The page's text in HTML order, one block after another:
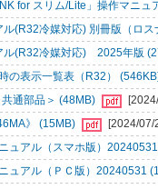
for スリム/Lite」操作マニュ
(R32冷媒対応) 別冊版（ロ
ル(R32冷媒対応) 2025年版
の表示一覧表（R32）
通部品＞ (48MB)
》 (15MB)
[2024/07/
ュアル（スマホ版）
ュアル（ＰＣ版）20240531